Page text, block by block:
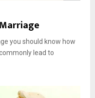
you should know how
lead to